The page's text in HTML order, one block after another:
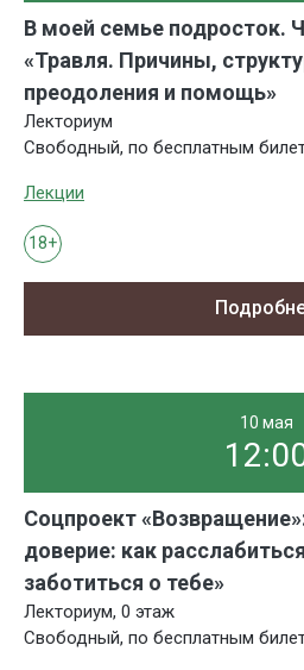
В моей семье подросток.
«Травля. Причины,
преодоления и помощь»
Лекториум
Свободный, по бесплатным
Лекции
18+
10 мая
Соцпроект
доверие: как
заботиться о тебе»
Лекториум, 0 этаж
Свободный, по бесплатным